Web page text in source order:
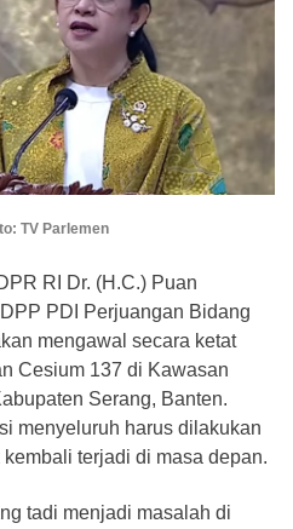
TV Parlemen
RI Dr. (H.C.) Puan
PDI Perjuangan Bidang
mengawal secara ketat
Cesium 137 di Kawasan
Serang, Banten.
menyeluruh harus dilakukan
terjadi di masa depan.
tadi menjadi masalah di